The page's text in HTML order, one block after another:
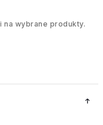
wybrane produkty.